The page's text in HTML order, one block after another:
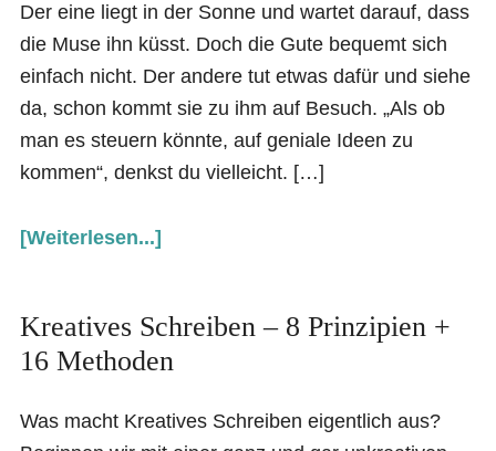
Der eine liegt in der Sonne und wartet darauf, dass
die Muse ihn küsst. Doch die Gute bequemt sich
einfach nicht. Der andere tut etwas dafür und siehe
da, schon kommt sie zu ihm auf Besuch. „Als ob
man es steuern könnte, auf geniale Ideen zu
kommen“, denkst du vielleicht. […]
[Weiterlesen...]
Kreatives Schreiben – 8 Prinzipien +
16 Methoden
Was macht Kreatives Schreiben eigentlich aus?